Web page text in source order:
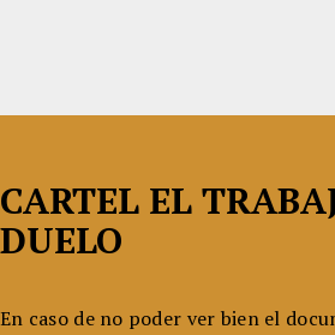
CARTEL EL
DUELO
En caso de no poder ver bien el